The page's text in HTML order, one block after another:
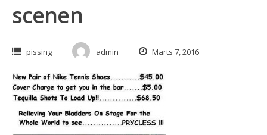
scenen
pissing admin Marts 7, 2016